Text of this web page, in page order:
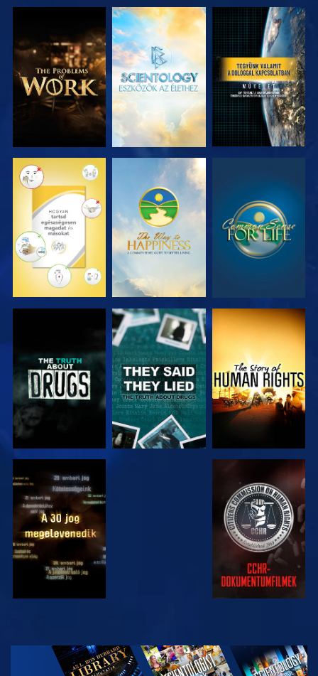
A SOROZAT
RÉSZEI
A SOROZAT
RÉSZEI
MŰSORNÉZÉS
MŰSORNÉZÉS MŰSORNÉZÉS MŰSORNÉZÉS
MŰSORNÉZÉS MŰSORNÉZÉS
MŰSORNÉZÉS MŰSORNÉZÉS
MŰSORNÉZÉS
A SOROZAT
RÉSZEI